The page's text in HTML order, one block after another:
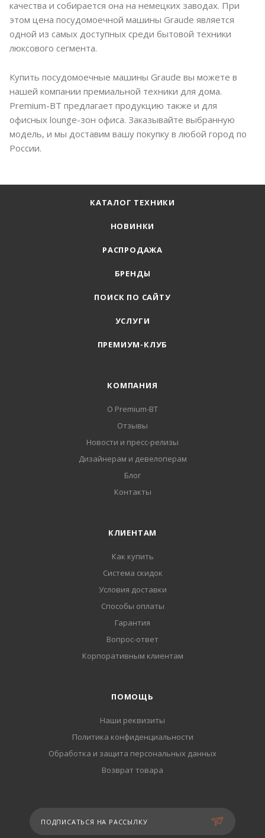
качества и собирается она на немецких заводах. При
этом цена посудомоечной машины Graude является
одной из самых доступных среди бытовой техники
люксового сегмента.
Купить посудомоечные машины Graude вы можете в
нашей компании премиальной техники для дома.
Premium-BT предлагает продукцию также и для
офисных lounge-зон офиса. Заказывайте выбранную
модель, и мы доставим вашу покупку в любой город по
России.
КАТАЛОГ ТЕХНИКИ
НОВИНКИ
РАСПРОДАЖА
БРЕНДЫ
ПОИСК ПО САЙТУ
УСЛУГИ
ПРЕМИУМ-КЛУБ
КОМПАНИЯ
О Premium-BT
Отзывы
Новости и пресс-релизы
Дизайнерам и девелоперам
Блог
Контакты
КЛИЕНТАМ
Как купить
Система скидок
Условия доставки
Способы оплаты
Гарантия
Вопрос-ответ
Корпоративным клиентам
ПОМОЩЬ
Наши реквизиты
Политика конфиденциальности
Обработка и защита персональных данных
Возврат товара
ПОДПИСАТЬСЯ НА РАССЫЛКУ